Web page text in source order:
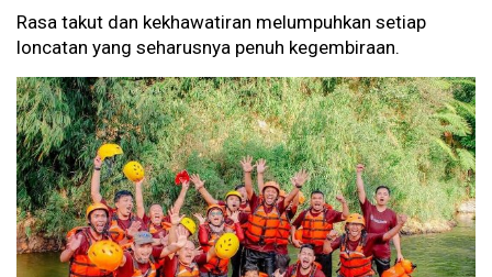
Rasa takut dan kekhawatiran melumpuhkan setiap
loncatan yang seharusnya penuh kegembiraan.